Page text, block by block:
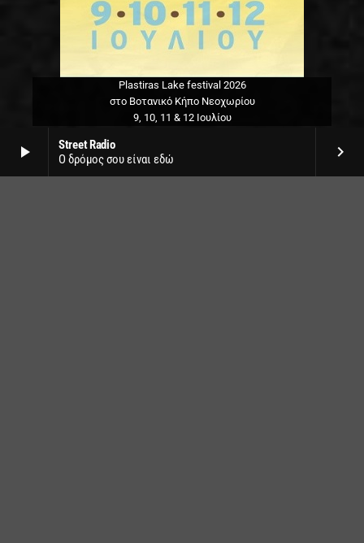
play_arrow
Street Radio
Ο δρόμος σου είναι εδώ
keyboard_arrow_right
Plastiras Lake festival 2026
στο Βοτανικό Κήπο Νεοχωρίου
9, 10, 11 & 12 Ιουλίου